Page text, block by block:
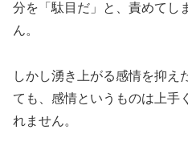
分を「駄目だ」と、責めてし
ん。
しかし湧き上がる感情を抑え
ても、感情というものは上手
れません。